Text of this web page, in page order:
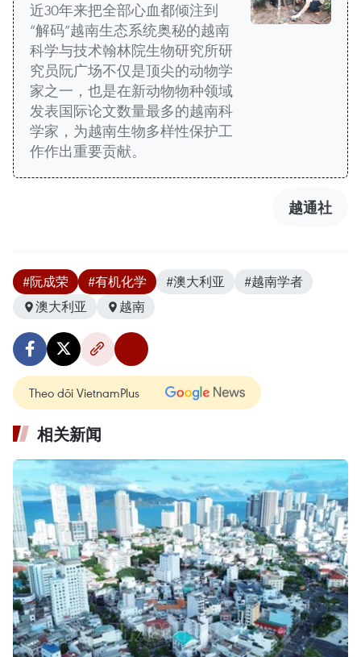
近30年来把全部心血都倾注到
“解码”越南生态系统奥秘的越南
科学与技术翰林院生物研究所研
究员阮广场不仅是顶尖的动物学
家之一，也是在新动物物种领域
发表国际论文数量最多的越南科
学家，为越南生物多样性保护工
作作出重要贡献。
越通社
#阮成荣 #有机化学 #澳大利亚
#越南学者
澳大利亚
越南
Theo dõi VietnamPlus
相关新闻